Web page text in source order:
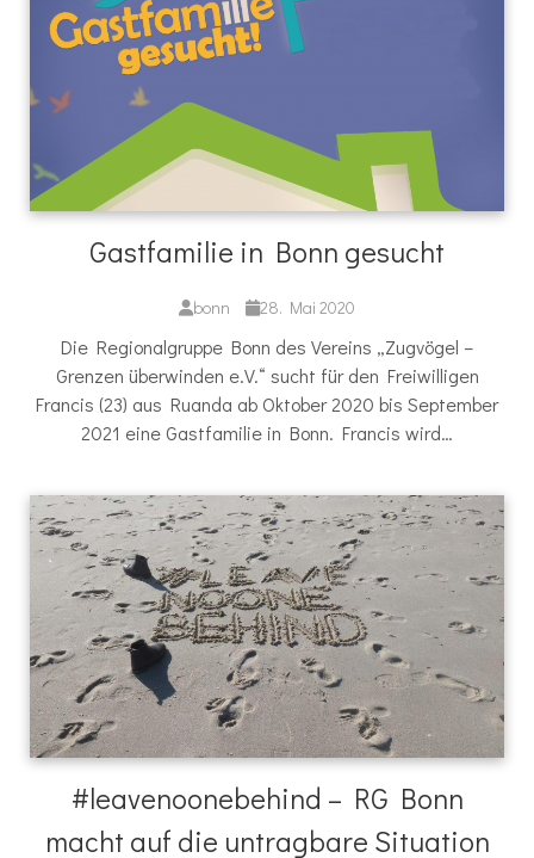
Gastfamilie in Bonn gesucht
bonn 28. Mai 2020
Die Regionalgruppe Bonn des Vereins „Zugvögel –
Grenzen überwinden e.V.“ sucht für den Freiwilligen
Francis (23) aus Ruanda ab Oktober 2020 bis September
2021 eine Gastfamilie in Bonn. Francis wird…
#leavenoonebehind – RG Bonn
macht auf die untragbare Situation